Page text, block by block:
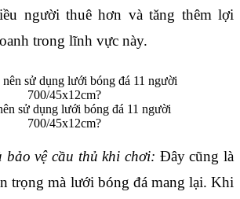
người thuê hơn và tăng thêm lợi
trong lĩnh vực này.
sử dụng lưới bóng đá 11 người
700/45x12cm?
bảo vệ cầu thủ khi chơi: Đây cũng là
trọng mà lưới bóng đá mang lại. Khi